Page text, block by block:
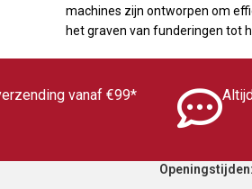
machines zijn ontworpen om
het graven van funderingen tot
vanaf €99*
Openingstijden: